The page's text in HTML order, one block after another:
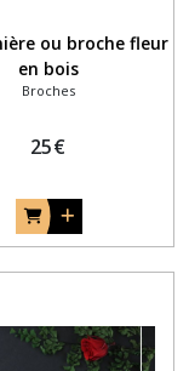
ou broche fleur
en bois
Broches
25€